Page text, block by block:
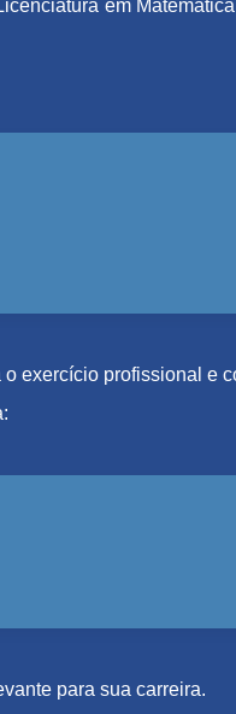
em
exercício profissional e
para sua carreira.